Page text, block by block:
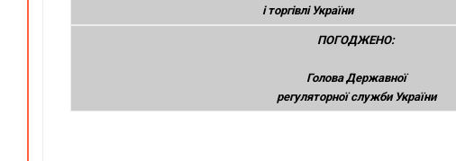
і торгівлі України
ПОГОДЖЕНО:
Голова Державної
регуляторної служби України